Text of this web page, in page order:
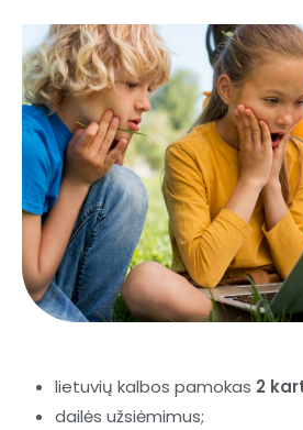
lietuvių kalbos pamokas 2
dailės užsiėmimus;